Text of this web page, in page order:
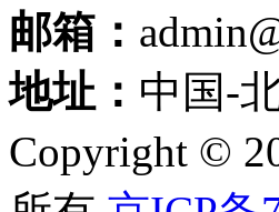
邮箱：
地址： 中国-
Copyright ©